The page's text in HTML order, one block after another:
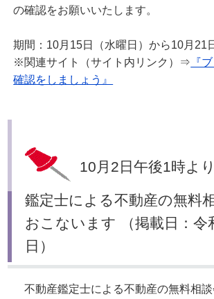
の確認をお願いいたします。
期間：10月15日（水曜日）から10月21
※関連サイト（サイト内リンク）⇒ 『
確認をしましょう』
10月2日午後1時よ
鑑定士による不動産の無料
おこないます （掲載日：令
日）
不動産鑑定士による不動産の無料相談